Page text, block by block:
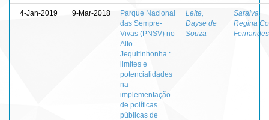
4-Jan-2019 9-Mar-2018
Parque Nacional
das Sempre-
Vivas (PNSV) no
Alto
Jequitinhonha :
limites e
potencialidades
na
implementação
de políticas
públicas de
Leite,
Dayse de
Souza
Saraiva,
Regina
Fernandes